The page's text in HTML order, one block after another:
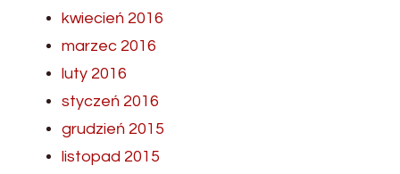
kwiecień 2016
marzec 2016
luty 2016
styczeń 2016
grudzień 2015
listopad 2015